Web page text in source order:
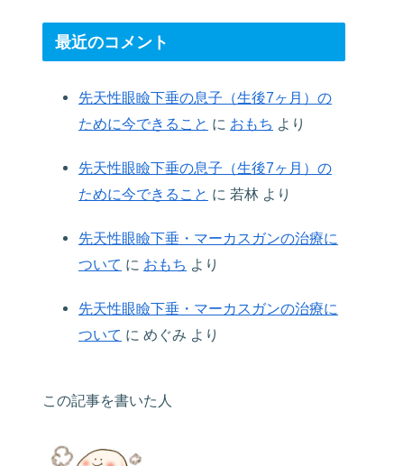
最近のコメント
先天性眼瞼下垂の息子（生後7ヶ月）の
ために今できること に おもち より
先天性眼瞼下垂の息子（生後7ヶ月）の
ために今できること に 若林 より
先天性眼瞼下垂・マーカスガンの治療に
ついて に おもち より
先天性眼瞼下垂・マーカスガンの治療に
ついて に めぐみ より
この記事を書いた人